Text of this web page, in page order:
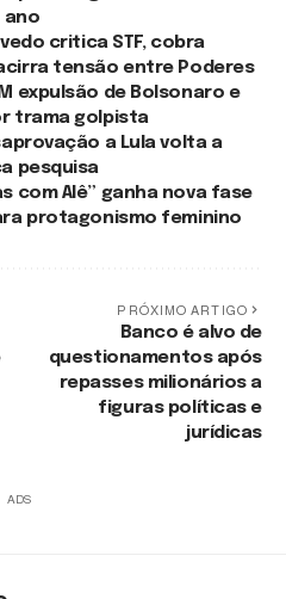
ano
critica STF, cobra
tensão entre Poderes
expulsão de Bolsonaro e
trama golpista
a Lula volta a
pesquisa
com Alê” ganha nova fase
protagonismo feminino
PRÓXIMO ARTIGO
Banco é alvo de
questionamentos após
repasses milionários a
figuras políticas e
jurídicas
ADS